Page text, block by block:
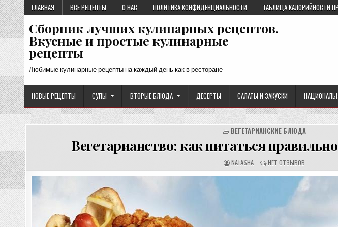
Перейти
к
содержимому
ГЛАВНАЯ ВСЕ РЕЦЕПТЫ О НАС ПОЛИТИКА КОНФИДЕНЦИАЛЬНОСТИ ТАБЛИЦА КАЛОРИЙНОСТИ
Сборник лучших кулинарных рецептов.
Вкусные и простые кулинарные
рецепты
Любимые кулинарные рецепты на каждый день как в ресторане
НОВЫЕ РЕЦЕПТЫ СУПЫ ВТОРЫЕ БЛЮДА ДЕСЕРТЫ САЛАТЫ И ЗАКУСКИ
ВЕГЕТАРИАНСКИЕ БЛЮДА
Вегетарианство: как питаться
А
В
Т
NATASHA О
Т
З
НЕТ ОТЗЫВОВ